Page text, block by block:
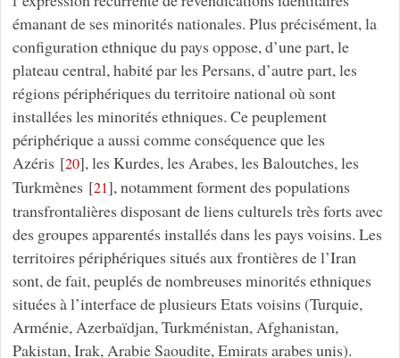
émanant de ses minorités nationales. Plus précisément, la
configuration ethnique du pays oppose, d’une part, le
plateau central, habité par les Persans, d’autre part, les
régions périphériques du territoire national où sont
installées les minorités ethniques. Ce peuplement
périphérique a aussi comme conséquence que les
Azéris [20], les Kurdes, les Arabes, les Baloutches, les
Turkmènes [21], notamment forment des populations
transfrontalières disposant de liens culturels très forts avec
des groupes apparentés installés dans les pays voisins. Les
territoires périphériques situés aux frontières de l’Iran
sont, de fait, peuplés de nombreuses minorités ethniques
situées à l’interface de plusieurs Etats voisins (Turquie,
Arménie, Azerbaïdjan, Turkménistan, Afghanistan,
Pakistan, Irak, Arabie Saoudite, Emirats arabes unis).